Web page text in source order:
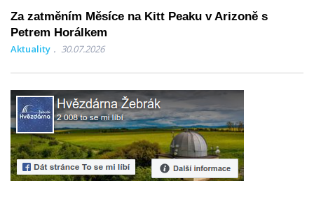
Za zatměním Měsíce na Kitt Peaku v Arizoně s
Petrem Horálkem
Aktuality 30.07.2026